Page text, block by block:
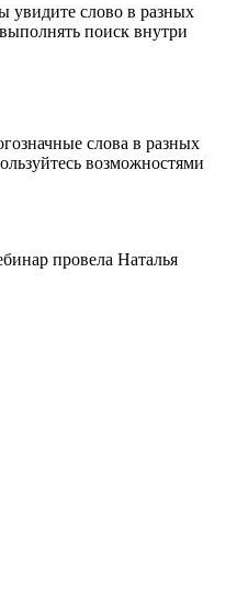
увидите слово в разных
поиск внутри
слова в разных
возможностями
провела Наталья